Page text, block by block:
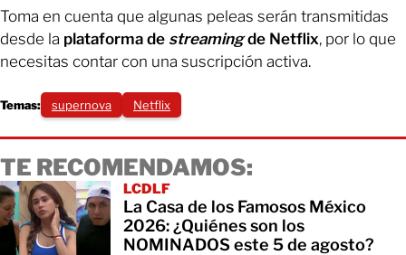
Toma en cuenta que algunas peleas serán transmitidas
desde la plataforma de streamingde Netflix, por lo que
necesitas contar con una suscripción activa.
Temas: supernova Netflix
TE RECOMENDAMOS:
LCDLF
La Casa de los Famosos México
2026: ¿Quiénes son los
NOMINADOS este 5 de agosto?